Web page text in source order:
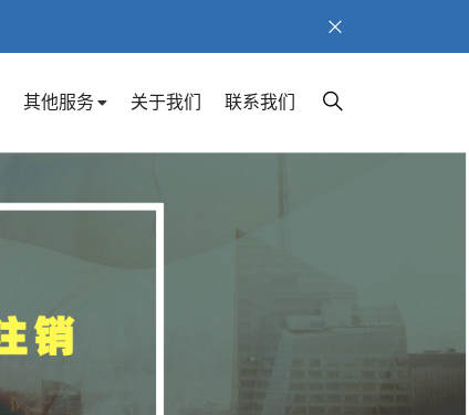
其他服务 关于我们 联系我们